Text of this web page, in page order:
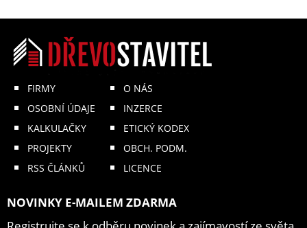
FIRMY
OSOBNÍ ÚDAJE
KALKULAČKY
PROJEKTY
RSS ČLÁNKŮ
O NÁS
INZERCE
ETICKÝ KODEX
OBCH. PODM.
LICENCE
NOVINKY E-MAILEM ZDARMA